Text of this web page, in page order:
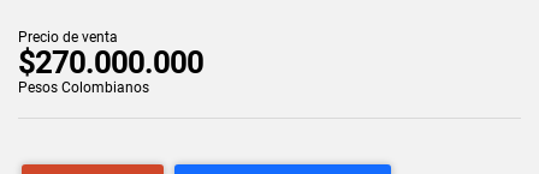
Precio de venta
$270.000.000
Pesos Colombianos